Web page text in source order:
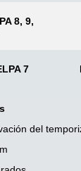
8, 9,
7
del